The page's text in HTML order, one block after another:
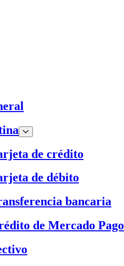
de crédito
de débito
bancaria
de Mercado Pago